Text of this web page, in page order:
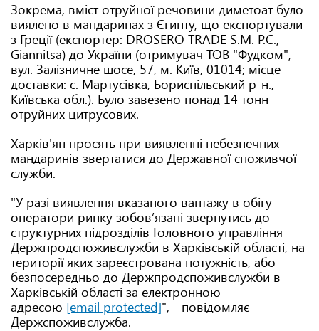
Зокрема, вміст отруйної речовини диметоат було
виялено в мандаринах з Єгипту, що експортували
з Греції (експортер: DROSERO TRADE S.M. P.C.,
Giannitsa) до України (отримувач ТОВ "Фудком",
вул. Залізничне шосе, 57, м. Київ, 01014; місце
доставки: с. Мартусівка, Бориспільський р-н.,
Київська обл.). Було завезено понад 14 тонн
отруйних цитрусових.
Харків'ян просять при виявленні небезпечних
мандаринів звертатися до Державної споживчої
служби.
"У разі виявлення вказаного вантажу в обігу
оператори ринку зобов’язані звернутись до
структурних підрозділів Головного управління
Держпродспоживслужби в Харківській області, на
території яких зареєстрована потужність, або
безпосередньо до Держпродспоживслужби в
Харківській області за електронною
адресою [email protected]", - повідомляє
Держспоживслужба.